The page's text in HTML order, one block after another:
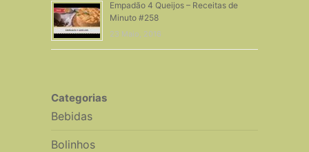
Empadão 4 Queijos – Receitas de
Minuto #258
23 Maio, 2016
Categorias
Bebidas
Bolinhos